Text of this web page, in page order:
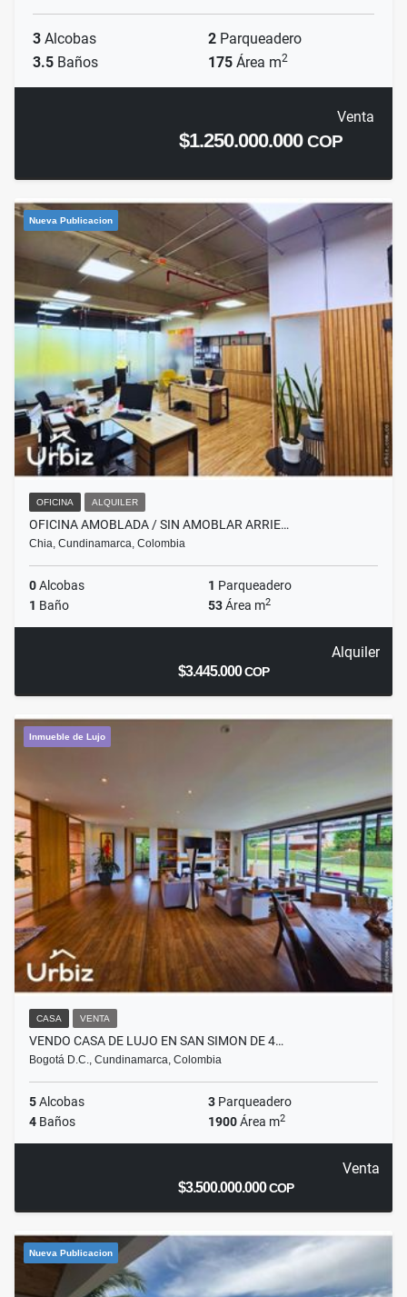
3 Alcobas 2 Parqueadero
3.5 Baños 175 Área m2
Venta
$1.250.000.000COP
Nueva Publicacion
OFICINA ALQUILER
OFICINA AMOBLADA / SIN AMOBLAR ARRIE…
Chia, Cundinamarca, Colombia
0Alcobas 1 Parqueadero
1 Baño 53Área m2
Alquiler
$3.445.000COP
Inmueble de Lujo
CASA VENTA
VENDO CASA DE LUJO EN SAN SIMON DE 4…
Bogotá D.C., Cundinamarca, Colombia
5Alcobas 3 Parqueadero
4 Baños 1900Área m2
Venta
$3.500.000.000COP
Nueva Publicacion